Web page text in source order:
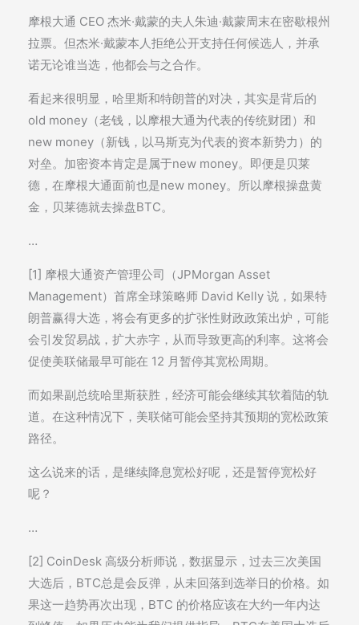
摩根大通 CEO 杰米·戴蒙的夫人朱迪·戴蒙周末在密歇根州
拉票。但杰米·戴蒙本人拒绝公开支持任何候选人，并承
诺无论谁当选，他都会与之合作。
看起来很明显，哈里斯和特朗普的对决，其实是背后的
old money（老钱，以摩根大通为代表的传统财团）和
new money（新钱，以马斯克为代表的资本新势力）的
对垒。加密资本肯定是属于new money。即便是贝莱
德，在摩根大通面前也是new money。所以摩根操盘黄
金，贝莱德就去操盘BTC。
…
[1] 摩根大通资产管理公司（JPMorgan Asset
Management）首席全球策略师 David Kelly 说，如果特
朗普赢得大选，将会有更多的扩张性财政政策出炉，可能
会引发贸易战，扩大赤字，从而导致更高的利率。这将会
促使美联储最早可能在 12 月暂停其宽松周期。
而如果副总统哈里斯获胜，经济可能会继续其软着陆的轨
道。在这种情况下，美联储可能会坚持其预期的宽松政策
路径。
这么说来的话，是继续降息宽松好呢，还是暂停宽松好
呢？
…
[2] CoinDesk 高级分析师说，数据显示，过去三次美国
大选后，BTC总是会反弹，从未回落到选举日的价格。如
果这一趋势再次出现，BTC 的价格应该在大约一年内达